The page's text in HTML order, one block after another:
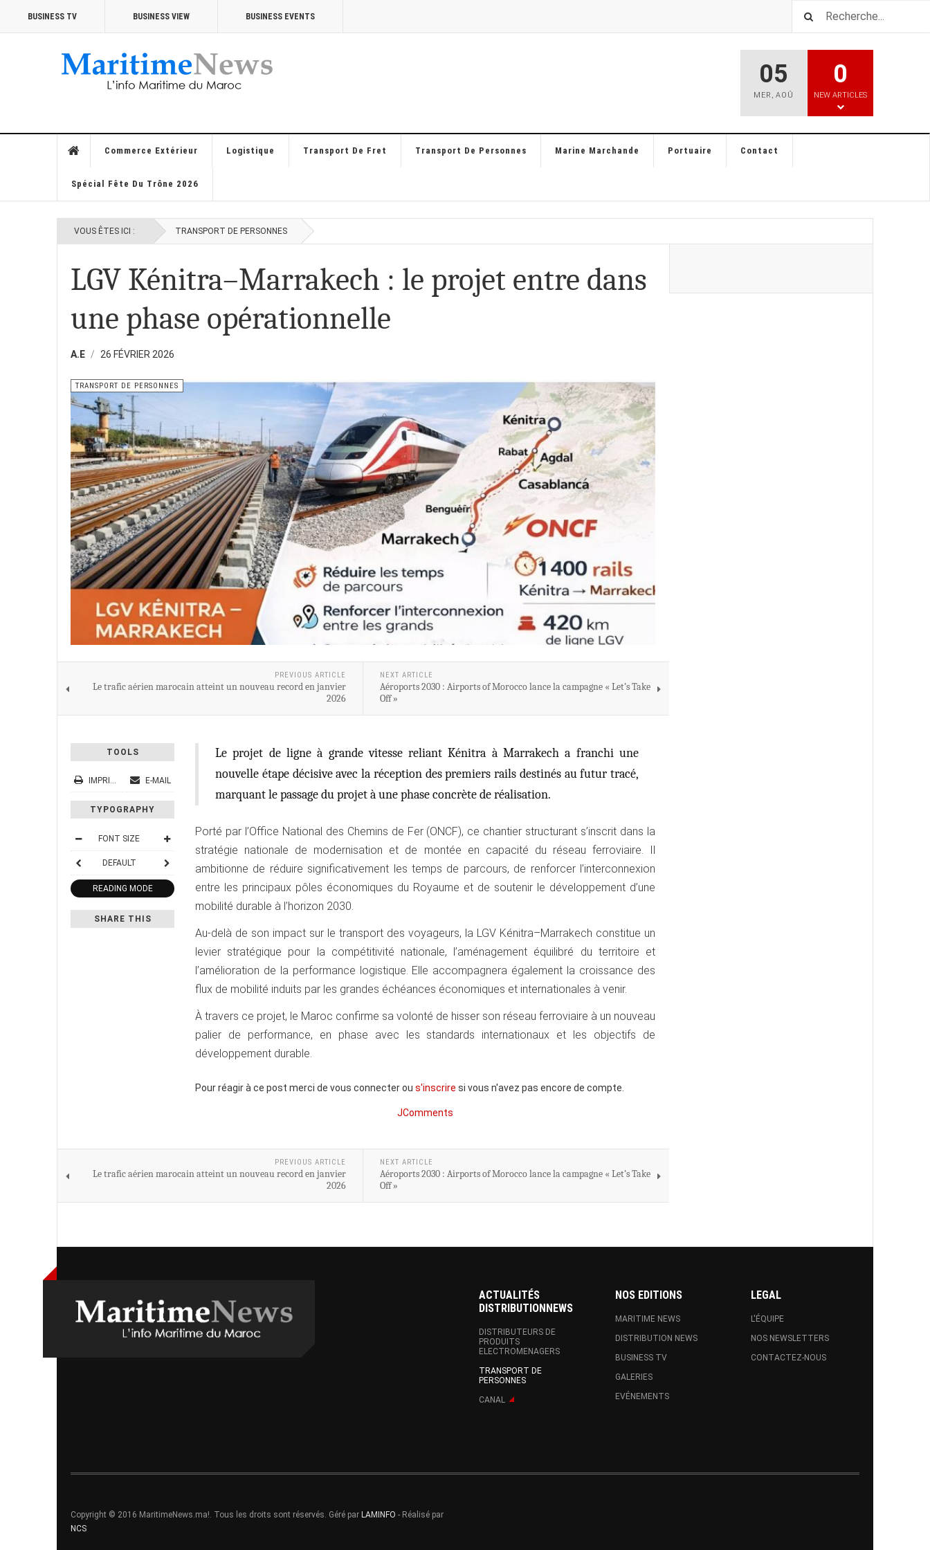
BUSINESS TV BUSINESS VIEW BUSINESS EVENTS
05
MER , AOÛ
0
NEW ARTICLES
Commerce Extérieur Logistique Transport De Fret Transport De Personnes Marine Marchande Portuaire Contact
Spécial Fête Du Trône 2026
VOUS ÊTES ICI : TRANSPORT DE PERSONNES
LGV Kénitra–Marrakech : le projet entre dans
une phase opérationnelle
A.E 26 FÉVRIER 2026
TRANSPORT DE PERSONNES
PREVIOUS ARTICLE
Le trafic aérien marocain atteint un nouveau record en janvier
2026
NEXT ARTICLE
Aéroports 2030 : Airports of Morocco lance la campagne « Let’s Take
Off »
TOOLS
IMPRIMER E-MAIL
TYPOGRAPHY
FONT SIZE
DEFAULT
READING MODE
SHARE THIS
Le projet de ligne à grande vitesse reliant Kénitra à Marrakech a franchi une
nouvelle étape décisive avec la réception des premiers rails destinés au futur tracé,
marquant le passage du projet à une phase concrète de réalisation.
Porté par l’Office National des Chemins de Fer (ONCF), ce chantier structurant s’inscrit dans la
stratégie nationale de modernisation et de montée en capacité du réseau ferroviaire. Il
ambitionne de réduire significativement les temps de parcours, de renforcer l’interconnexion
entre les principaux pôles économiques du Royaume et de soutenir le développement d’une
mobilité durable à l’horizon 2030.
Au-delà de son impact sur le transport des voyageurs, la LGV Kénitra–Marrakech constitue un
levier stratégique pour la compétitivité nationale, l’aménagement équilibré du territoire et
l’amélioration de la performance logistique. Elle accompagnera également la croissance des
flux de mobilité induits par les grandes échéances économiques et internationales à venir.
À travers ce projet, le Maroc confirme sa volonté de hisser son réseau ferroviaire à un nouveau
palier de performance, en phase avec les standards internationaux et les objectifs de
développement durable.
Pour réagir à ce post merci de vous connecter ou s'inscrire si vous n'avez pas encore de compte.
JComments
PREVIOUS ARTICLE
Le trafic aérien marocain atteint un nouveau record en janvier
2026
NEXT ARTICLE
Aéroports 2030 : Airports of Morocco lance la campagne « Let’s Take
Off »
ACTUALITÉS
DISTRIBUTIONNEWS
DISTRIBUTEURS DE
PRODUITS
ELECTROMENAGERS
TRANSPORT DE
PERSONNES
CANAL
NOS EDITIONS
MARITIME NEWS
DISTRIBUTION NEWS
BUSINESS TV
GALERIES
EVÉNEMENTS
LEGAL
L'ÉQUIPE
NOS NEWSLETTERS
CONTACTEZ-NOUS
Copyright © 2016 MaritimeNews.ma!. Tous les droits sont réservés. Géré par LAMINFO - Réalisé par
NCS